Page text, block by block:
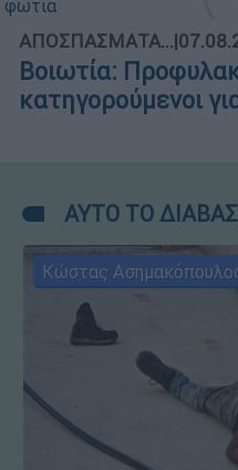
ΑΠΟΣΠΑΣΜΑΤΑ...|
Βοιωτία:
κατηγορούμενοι
ΑΥΤΟ ΤΟ
Κώστας